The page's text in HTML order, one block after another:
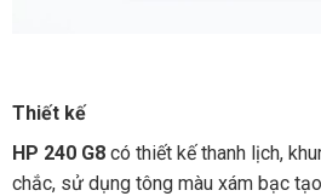
Thiết kế
HP 240 G8có thiết kế thanh lịch,
chắc, sử dụng tông màu xám bạc